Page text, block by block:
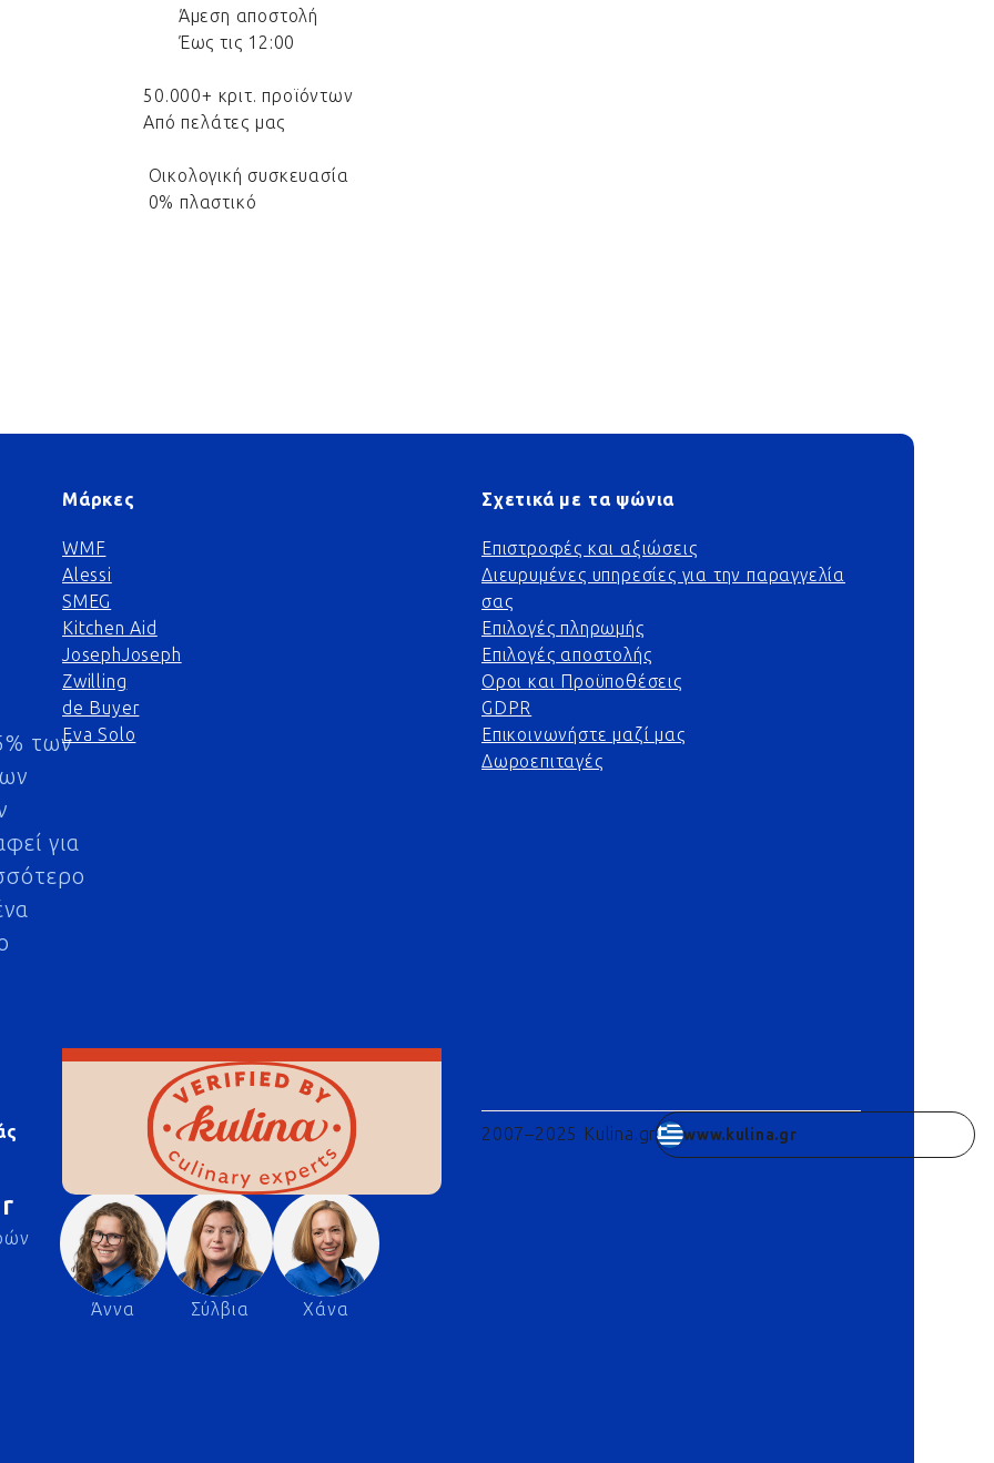
Άμεση αποστολή
Έως τις 12:00
50.000+ κριτ. προϊόντων
Από πελάτες μας
Οικολογική συσκευασία
0% πλαστικό
των
για
Μάρκες
WMF
Alessi
SMEG
Kitchen Aid
JosephJoseph
Zwilling
de Buyer
Eva Solo
Σχετικά με τα ψώνια
Επιστροφές και αξιώσεις
Διευρυμένες υπηρεσίες για την παραγγελία
σας
Επιλογές πληρωμής
Επιλογές αποστολής
Οροι και Προϋποθέσεις
GDPR
Επικοινωνήστε μαζί μας
Δωροεπιταγές
Άννα Σύλβια Χάνα
2007–2025 Kulina.gr www.kulina.gr